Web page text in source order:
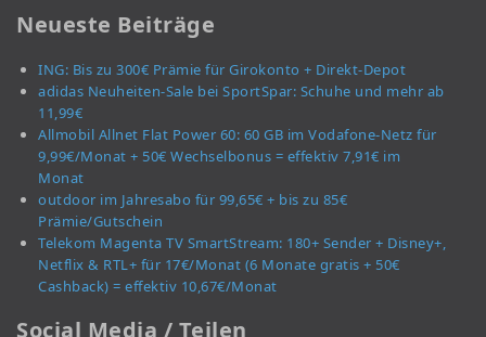
Neueste Beiträge
ING: Bis zu 300€ Prämie für Girokonto + Direkt-Depot
adidas Neuheiten-Sale bei SportSpar: Schuhe und mehr ab
11,99€
Allmobil Allnet Flat Power 60: 60 GB im Vodafone-Netz für
9,99€/Monat + 50€ Wechselbonus = effektiv 7,91€ im
Monat
outdoor im Jahresabo für 99,65€ + bis zu 85€
Prämie/Gutschein
Telekom Magenta TV SmartStream: 180+ Sender + Disney+,
Netflix & RTL+ für 17€/Monat (6 Monate gratis + 50€
Cashback) = effektiv 10,67€/Monat
Social Media / Teilen